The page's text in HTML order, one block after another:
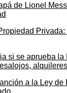
de Lionel
si se aprueba la